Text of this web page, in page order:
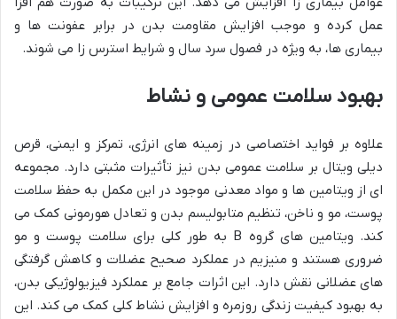
عمل کرده و موجب افزایش مقاومت بدن در برابر عفونت ها و
بیماری ها، به ویژه در فصول سرد سال و شرایط استرس زا می شوند.
بهبود سلامت عمومی و نشاط
علاوه بر فواید اختصاصی در زمینه های انرژی، تمرکز و ایمنی، قرص
دیلی ویتال بر سلامت عمومی بدن نیز تأثیرات مثبتی دارد. مجموعه
ای از ویتامین ها و مواد معدنی موجود در این مکمل به حفظ سلامت
پوست، مو و ناخن، تنظیم متابولیسم بدن و تعادل هورمونی کمک می
کند. ویتامین های گروه B به طور کلی برای سلامت پوست و مو
ضروری هستند و منیزیم در عملکرد صحیح عضلات و کاهش گرفتگی
های عضلانی نقش دارد. این اثرات جامع بر عملکرد فیزیولوژیکی بدن،
به بهبود کیفیت زندگی روزمره و افزایش نشاط کلی کمک می کند. این